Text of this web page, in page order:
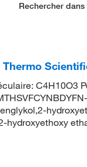
Rechercher
C4H10O3
hydroxyethoxy